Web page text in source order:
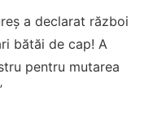
a declarat război
bătăi de cap! A
pentru mutarea